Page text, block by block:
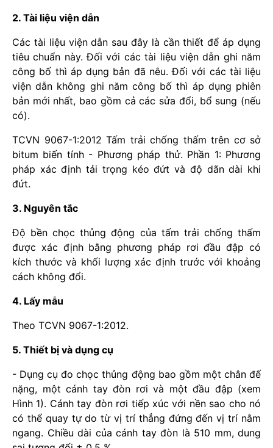
2. Tài liệu viện dẫn
Các tài liệu viện dẫn sau đây là cần thiết để áp dụng
tiêu chuẩn này. Đối với các tài liệu viện dẫn ghi năm
công bố thì áp dụng bản đã nêu. Đối với các tài liệu
viện dẫn không ghi năm công bố thì áp dụng phiên
bản mới nhất, bao gồm cả các sửa đổi, bổ sung (nếu
có).
TCVN 9067-1:2012 Tấm trải chống thấm trên cơ sở
bitum biến tính - Phương pháp thử. Phần 1: Phương
pháp xác định tải trọng kéo đứt và độ dãn dài khi
đứt.
3. Nguyên tắc
Độ bền chọc thủng động của tấm trải chống thấm
được xác định bằng phương pháp rơi đầu đập có
kích thước và khối lượng xác định trước với khoảng
cách không đổi.
4. Lấy mẫu
Theo TCVN 9067-1:2012.
5. Thiết bị và dụng cụ
- Dụng cụ đo chọc thủng động bao gồm một chân đế
nặng, một cánh tay đòn rơi và một đầu đập (xem
Hình 1). Cánh tay đòn rơi tiếp xúc với nền sao cho nó
có thể quay tự do từ vị trí thẳng đứng đến vị trí nằm
ngang. Chiều dài của cánh tay đòn là 510 mm, dung